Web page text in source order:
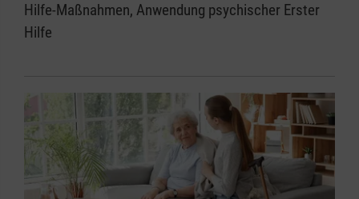
Hilfe-Maßnahmen, Anwendung psychischer Erster
Hilfe